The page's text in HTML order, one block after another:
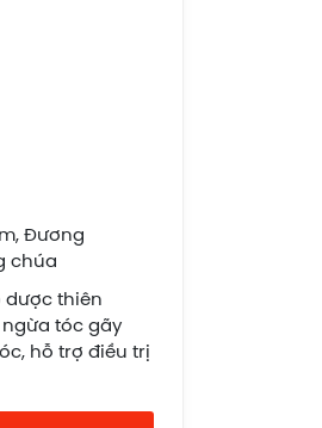
Đương
chúa
dược thiên
tóc gãy
hỗ trợ điều trị